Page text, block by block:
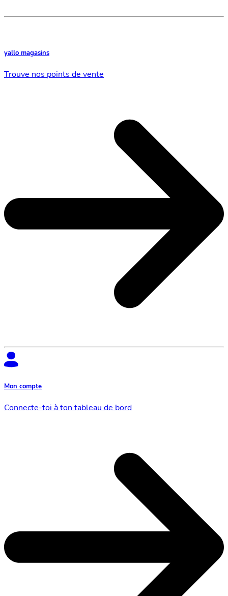
yallo magasins
Trouve nos points de vente
Mon compte
Connecte-toi à ton tableau de bord